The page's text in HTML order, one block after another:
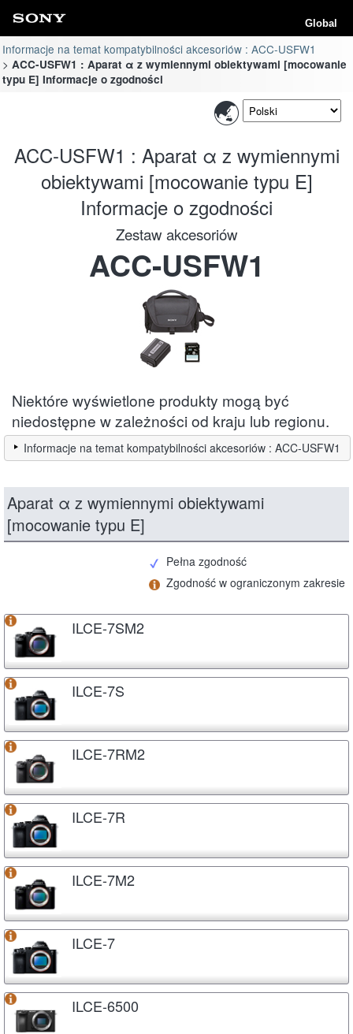
Global
Informacje na temat kompatybilności akcesoriów : ACC-USFW1
ACC-USFW1 : Aparat α z wymiennymi obiektywami [mocowanie
typu E] Informacje o zgodności
ACC-USFW1 : Aparat α z wymiennymi
obiektywami [mocowanie typu E]
Informacje o zgodności
Zestaw akcesoriów
ACC-USFW1
Niektóre wyświetlone produkty mogą być
niedostępne w zależności od kraju lub regionu.
Informacje na temat kompatybilności akcesoriów : ACC-USFW1
Aparat α z wymiennymi obiektywami
[mocowanie typu E]
Pełna zgodność
Zgodność w ograniczonym zakresie
ILCE-7SM2
ILCE-7S
ILCE-7RM2
ILCE-7R
ILCE-7M2
ILCE-7
ILCE-6500